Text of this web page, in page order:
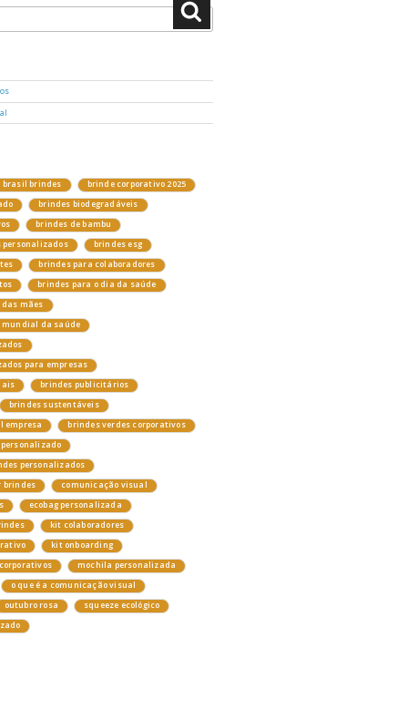
Pesquisar
brasil brindes
brinde corporativo 2025
brindes biodegradáveis
brindes de bambu
personalizados
brindes esg
brindes para colaboradores
brindes para o dia da saúde
mães
mundial da saúde
para empresas
brindes publicitários
brindes sustentáveis
empresa
brindes verdes corporativos
personalizados
brindes
comunicação visual
ecobag personalizada
kit colaboradores
kit onboarding
mochila personalizada
o que é a comunicação visual
outubro rosa
squeeze ecológico